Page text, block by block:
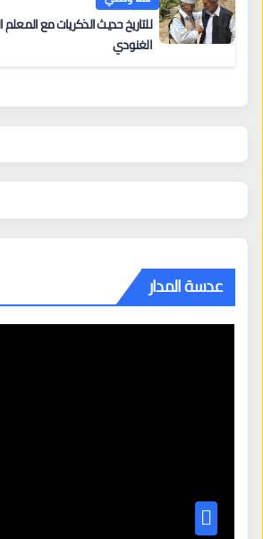
للتاريخ حديث الذكريات مع
الغنودي
عدسة المدار